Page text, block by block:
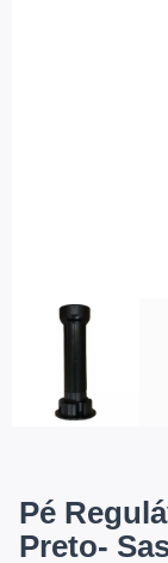
Pé
Preto-